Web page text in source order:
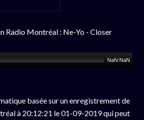
Radio Montréal : Ne-Yo - Closer
NaN:NaN
basée sur un enregistrement de
à 20:12:21 le 01-09-2019 qui peut